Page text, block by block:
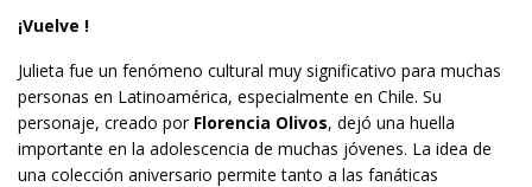
¡Vuelve !
Julieta fue un fenómeno cultural muy significativo para muchas
personas en Latinoamérica, especialmente en Chile. Su
personaje, creado por Florencia Olivos, dejó una huella
importante en la adolescencia de muchas jóvenes. La idea de
una colección aniversario permite tanto a las fanáticas